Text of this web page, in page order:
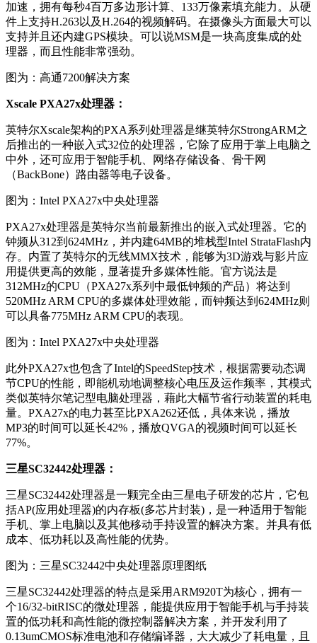
加速，拥有每秒4百万多边形计算、133万像素填充能力。从硬
件上支持H.263以及H.264的视频解码。在摄像头方面最大可以
支持并且还内建GPS模块。可以说MSM是一块高度集成的处
理器，而且性能非常强劲。
图为：高通7200解决方案
Xscale PXA27x处理器：
英特尔Xscale架构的PXA系列处理器是继英特尔StrongARM之
后推出的一种嵌入式32位的处理器，它除了应用于掌上电脑之
中外，还可应用于智能手机、网络存储设备、骨干网
（BackBone）路由器等电子设备。
图为：Intel PXA27x中央处理器
PXA27x处理器是英特尔当前最新推出的嵌入式处理器。它的
钟频从312到624MHz，并内建64MB的堆栈型Intel StrataFlash内
存。内置了英特尔的无线MMX技术，能够为3D游戏与影片应
用提供更高的效能，显著提升多媒体性能。官方说法是
312MHz的CPU（PXA27x系列中最低钟频的产品）将达到
520MHz ARM CPU的多媒体处理效能，而钟频达到624MHz则
可以具备775MHz ARM CPU的表现。
图为：Intel PXA27x中央处理器
此外PXA27x也包含了Intel的SpeedStep技术，根据需要动态调
节CPU的性能，即能机动地调整核心电压及运作频率，其模式
类似英特尔笔记型电脑处理器，藉此大幅节省行动装置的耗电
量。PXA27x的电力甚至比PXA262还低，具体来说，播放
MP3的时间可以延长42%，播放QVGA的视频时间可以延长
77%。
三星SC32442处理器：
三星SC32442处理器是一颗完全由三星电子研发的芯片，它包
括AP(应用处理器)的内存板(多芯片封装)，是一种适用于智能
手机、掌上电脑以及其他移动手持设置的解决方案。并具有低
成本、低功耗以及高性能的优势。
图为：三星SC32442中央处理器原理图纸
三星SC32442处理器的特点是采用ARM920T为核心，拥有一
个16/32-bitRISC的微处理器，能提供应用于智能手机与手持装
置的低功耗和高性能的微控制器解决方案，并开发利用了
0.13umCMOS标准电池和存储编译器，大大减少了耗电量，且